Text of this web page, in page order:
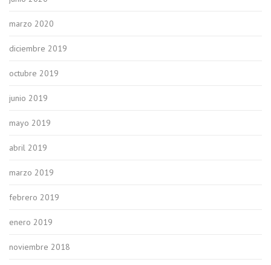
marzo 2020
diciembre 2019
octubre 2019
junio 2019
mayo 2019
abril 2019
marzo 2019
febrero 2019
enero 2019
noviembre 2018